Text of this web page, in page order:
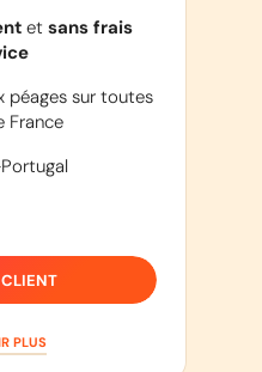
et sans frais
péages sur toutes
France
PLUS